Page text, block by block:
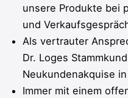
unsere Produkte bei
und
Als vertrauter
Dr. Loges
Neukundenakquise
Immer mit einem